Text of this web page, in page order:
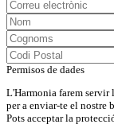
Permisos de dades
L'Harmonia farem
per a enviar-te el
Pots acceptar la